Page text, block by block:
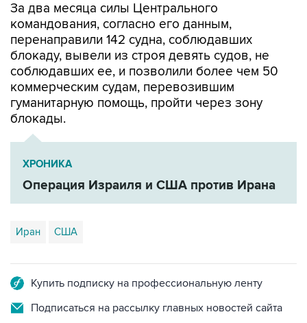
За два месяца силы Центрального
командования, согласно его данным,
перенаправили 142 судна, соблюдавших
блокаду, вывели из строя девять судов, не
соблюдавших ее, и позволили более чем 50
коммерческим судам, перевозившим
гуманитарную помощь, пройти через зону
блокады.
ХРОНИКА
Операция Израиля и США против Ирана
Иран США
Купить подписку на профессиональную ленту
Подписаться на рассылку главных новостей сайта